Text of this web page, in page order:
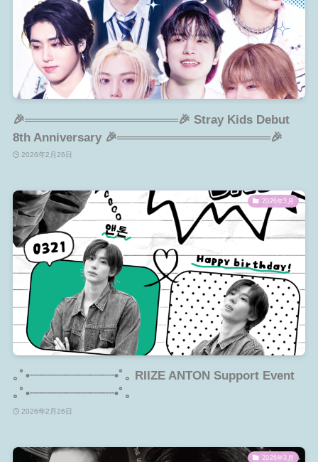
🎉══════════════════🎉 Stray Kids Debut
8th Anniversary 🎉══════════════════🎉
2026年2月26日
2026年3月
｡ﾟ•┈┈┈┈┈┈┈•ﾟ｡ RIIZE ANTON Support Event
｡ﾟ•┈┈┈┈┈┈┈•ﾟ｡
2026年2月26日
2026年3月